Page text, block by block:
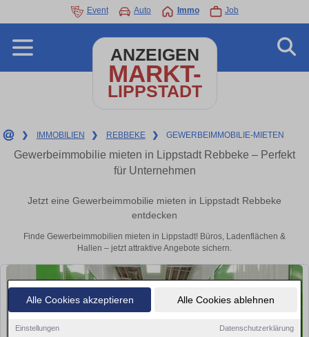
Alle Cookies akzeptieren Alle Cookies ablehnen
Einstellungen Datenschutzerklärung
Event Auto Immo Job
ANZEIGEN
MARKT-
LIPPSTADT
❯ IMMOBILIEN ❯ REBBEKE ❯ GEWERBEIMMOBILIE-MIETEN
Gewerbeimmobilie mieten in Lippstadt Rebbeke – Perfekt
für Unternehmen
Jetzt eine Gewerbeimmobilie mieten in Lippstadt Rebbeke
entdecken
Finde Gewerbeimmobilien mieten in Lippstadt! Büros, Ladenflächen &
Hallen – jetzt attraktive Angebote sichern.